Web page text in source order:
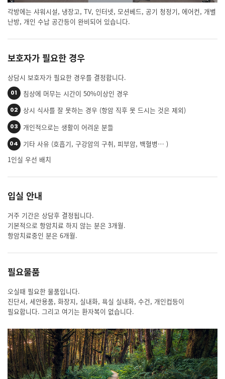
각방에는 샤워시설, 냉장고, TV, 인터넷, 모션베드, 공기 청정기, 에어컨, 개별
난방, 개인 수납 공간등이 완비되어 있습니다.
보호자가 필요한 경우
상담시 보호자가 필요한 경우를 결정합니다.
01 침상에 머무는 시간이 50%이상인 경우
02 상시 식사를 잘 못하는 경우 (항암 직후 못 드시는 것은 제외)
03 개인적으로는 생활이 어려운 분들
04
기타 사유 (호흡기, 구강암의 구취, 피부암, 백혈병… )
1인실 우선 배치
입실 안내
거주 기간은 상담후 결정됩니다.
기본적으로 항암치료 하지 않는 분은 3개월.
항암치료중인 분은 6개월.
필요물품
오실때 필요한 물품입니다.
진단서, 세안용품, 화장지, 실내화, 욕실 실내화, 수건, 개인컵등이
필요합니다. 그리고 여기는 환자복이 없습니다.